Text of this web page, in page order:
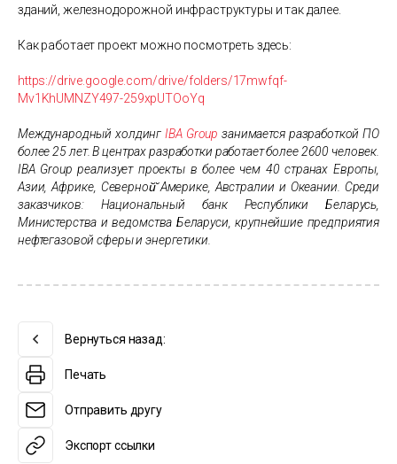
зданий, железнодорожной инфраструктуры и так далее.
Как работает проект можно посмотреть здесь:
https://drive.google.com/drive/folders/17mwfqf-
Mv1KhUMNZY497-259xpUTOoYq
Международный холдинг IBA Group занимается разработкой ПО
более 25 лет. В центрах разработки работает более 2600 человек.
IBA Group реализует проекты в более чем 40 странах Европы,
Азии, Африке, Северной̆ Америке, Австралии и Океании. Среди
заказчиков: Национальный банк Республики Беларусь,
Министерства и ведомства Беларуси, крупнейшие предприятия
нефтегазовой сферы и энергетики.
Вернуться назад:
Печать
Отправить другу
Экспорт ссылки